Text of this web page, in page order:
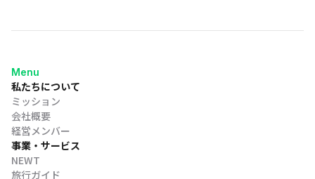
Menu
私たちについて
ミッション
会社概要
経営メンバー
事業・サービス
NEWT
旅行ガイド